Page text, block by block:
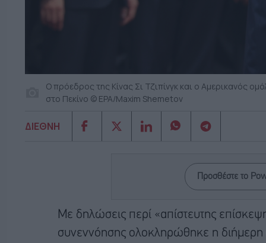
Ο πρόεδρος της Κίνας Σι Τζιπίνγκ και ο Αμερικανός
στο Πεκίνο © EPA/Maxim Shemetov
ΔΙΕΘΝΗ
Προσθέστε το
Με δηλώσεις περί «απίστευτης
συνεννόησης ολοκληρώθηκε η